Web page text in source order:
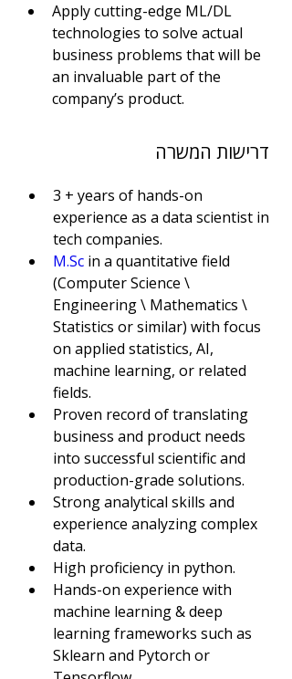
Apply cutting-edge ML/DL
technologies to solve actual
business problems that will be
an invaluable part of the
company’s product.
דרישות המשרה
3 + years of hands-on
experience as a data scientist in
tech companies.
M.Sc in a quantitative field
(Computer Science \
Engineering \ Mathematics \
Statistics or similar) with focus
on applied statistics, AI,
machine learning, or related
fields.
Proven record of translating
business and product needs
into successful scientific and
production-grade solutions.
Strong analytical skills and
experience analyzing complex
data.
High proficiency in python.
Hands-on experience with
machine learning & deep
learning frameworks such as
Sklearn and Pytorch or